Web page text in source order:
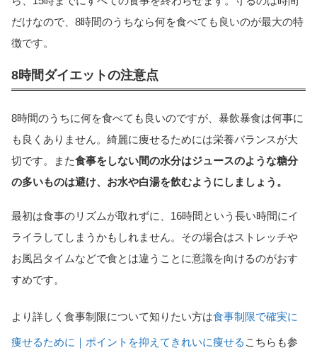
だけなので、8時間のうちなら何を食べても良いのが最大の特
徴です。
8時間ダイエットの注意点
8時間のうちに何を食べても良いのですが、暴飲暴食は何事に
も良くありません。綺麗に痩せるためには栄養バランスが大
切です。また食事をしない間の水分はジュースのような糖分
の多いものは避け、お水や白湯を飲むようにしましょう。
最初は食事のリズムが取れずに、16時間という長い時間にイ
ライラしてしまうかもしれません。その場合はストレッチや
お風呂タイムなどで食とは違うことに意識を向けるのがおす
すめです。
より詳しく食事制限について知りたい方は食事制限で確実に
痩せるために｜ポイントを抑えてきれいに痩せる こちらも参